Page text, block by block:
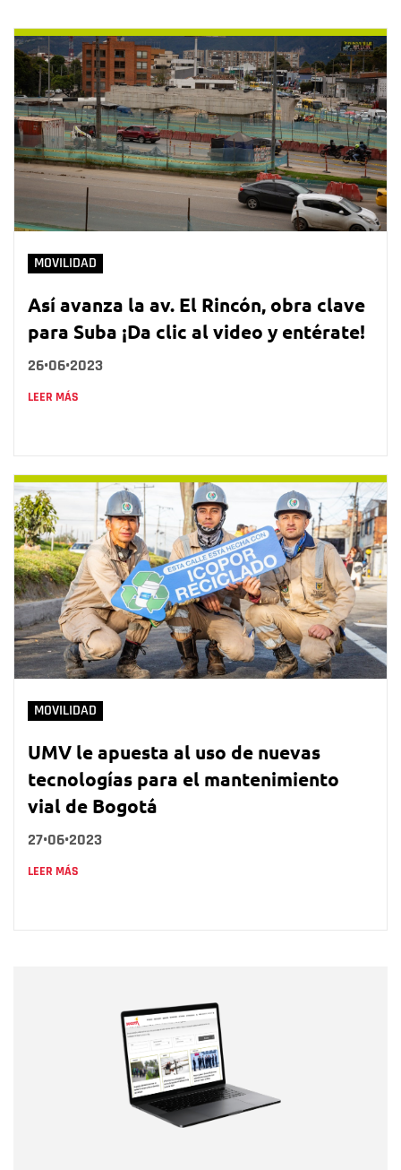
MOVILIDAD
Así avanza la av. El Rincón, obra clave
para Suba ¡Da clic al video y entérate!
26•06•2023
LEER MÁS
MOVILIDAD
UMV le apuesta al uso de nuevas
tecnologías para el mantenimiento
vial de Bogotá
27•06•2023
LEER MÁS
Correo electrónico
Tipo de comentario